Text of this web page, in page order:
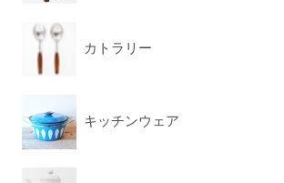
カトラリー
キッチンウェア